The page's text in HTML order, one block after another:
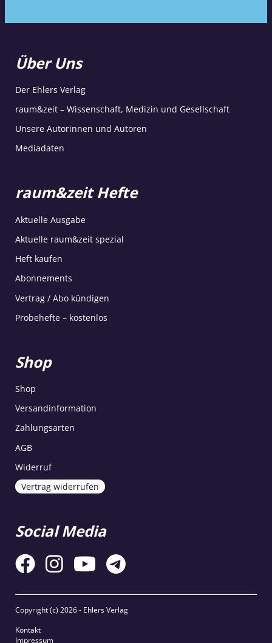
Über Uns
Der Ehlers Verlag
raum&zeit – Wissenschaft, Medizin und Gesellschaft
Unsere Autorinnen und Autoren
Mediadaten
raum&zeit Hefte
Aktuelle Ausgabe
Aktuelle raum&zeit spezial
Heft kaufen
Abonnements
Vertrag / Abo kündigen
Probehefte – kostenlos
Shop
Shop
Versandinformation
Zahlungsarten
AGB
Widerruf
Vertrag widerrufen
Social Media
Copyright (c) 2026 - Ehlers Verlag
Kontakt
Impressum